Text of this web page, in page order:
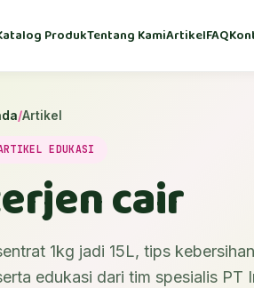
ProdukTentang KamiArtikelFAQ
/Artikel
EDUKASI
cair
1kg jadi 15L, tips
edukasi dari tim spesialis PT